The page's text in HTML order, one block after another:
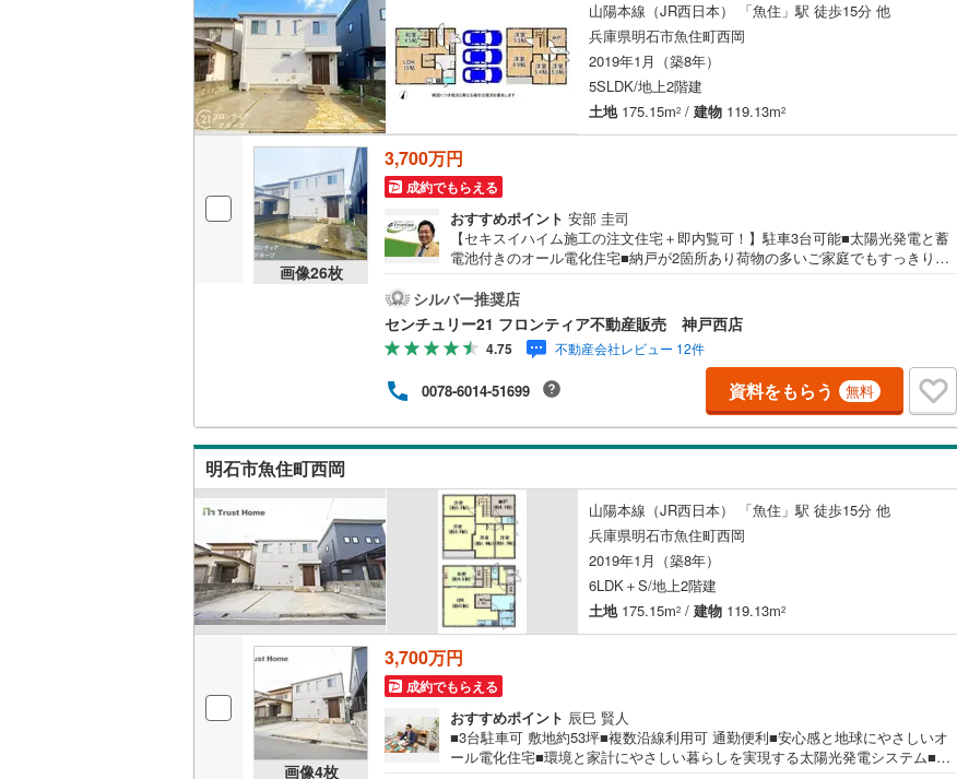
山陽本線（JR西日本） 「魚住」駅 徒歩15分 他
兵庫県明石市魚住町西岡
2019年1月（築8年）
5SLDK/地上2階建
土地175.15m2 / 建物 119.13m2
画像26枚
3,700万円
成約でもらえる
おすすめポイント 安部 圭司
【セキスイハイム施工の注文住宅＋即内覧可！】駐車3台可能■太陽光発電と蓄
電池付きのオール電化住宅■納戸が2箇所あり荷物の多いご家庭でもすっきり片
帖以上の広々としたLDKで家族が自然と集まる空間・和室や2面採光の洋室など
各居室が独立した快適な間取り・浴室に窓があり自然換気がしやすく湿気対策
も行えます 立地・清水小学校まで徒歩約22分・魚住中学校まで徒歩約7分 弊社
が選ばれる理由 1. お金の扱い方のプロ、ファイナンシャルプランナーが資金計
画をサポート！2. 買い替えなどにも対応できる売却専門チームあり！3. たくさ
んの銀行と繋がりがあるため、最も低金利になるように審査が可能！4. 物件の
お引渡し後に必要になったお家のリフォームも弊社のリフォームプランナーが
ご提案！5. 定期的にご連絡を繋ぎ、有事の際に迅速にサポートいたします弊社
は専門家同士が連携をとっているため、より多くの知見がございますお気軽に
シルバー推奨店
センチュリー21 フロンティア不動産販売 神戸西店
4.75 不動産会社レビュー 12件
0078-6014-51699 資料をもらう 無料
明石市魚住町西岡
山陽本線（JR西日本） 「魚住」駅 徒歩15分 他
兵庫県明石市魚住町西岡
2019年1月（築8年）
6LDK＋S/地上2階建
土地175.15m2 / 建物 119.13m2
画像4枚
3,700万円
成約でもらえる
おすすめポイント 辰巳 賢人
■3台駐車可 敷地約53坪■複数沿線利用可 通勤便利■安心感と地球にやさしいオ
ール電化住宅■環境と家計にやさしい暮らしを実現する太陽光発電システム■建